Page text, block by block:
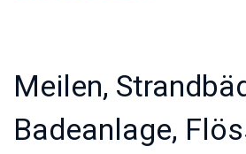
Meilen,
Badeanlage,